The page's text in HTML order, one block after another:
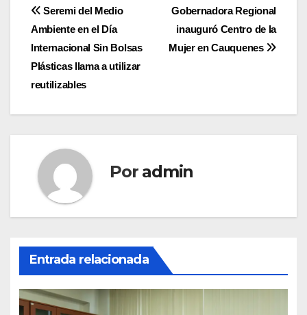
Navegación
de
entradas
Gobernadora Regional
inauguró Centro de la
Mujer en Cauquenes
Seremi del Medio
Ambiente en el Día
Internacional Sin Bolsas
Plásticas llama a utilizar
reutilizables
Por admin
Entrada relacionada